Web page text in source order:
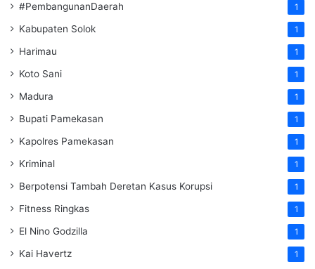
#PembangunanDaerah 1
Kabupaten Solok 1
Harimau 1
Koto Sani 1
Madura 1
Bupati Pamekasan 1
Kapolres Pamekasan 1
Kriminal 1
Berpotensi Tambah Deretan Kasus Korupsi 1
Fitness Ringkas 1
El Nino Godzilla 1
Kai Havertz 1